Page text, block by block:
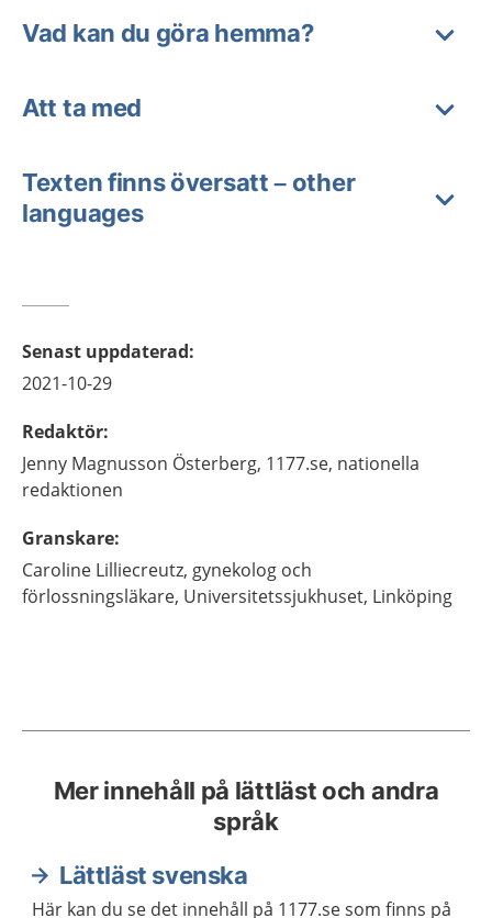
Vad kan du göra hemma?
Att ta med
Texten finns översatt – other
languages
Senast uppdaterad:
2021-10-29
Redaktör:
Jenny Magnusson Österberg, 1177.se, nationella
redaktionen
Granskare:
Caroline Lilliecreutz, gynekolog och
förlossningsläkare, Universitetssjukhuset, Linköping
Mer innehåll på lättläst och andra
språk
Lättläst svenska
Här kan du se det innehåll på 1177.se som finns på